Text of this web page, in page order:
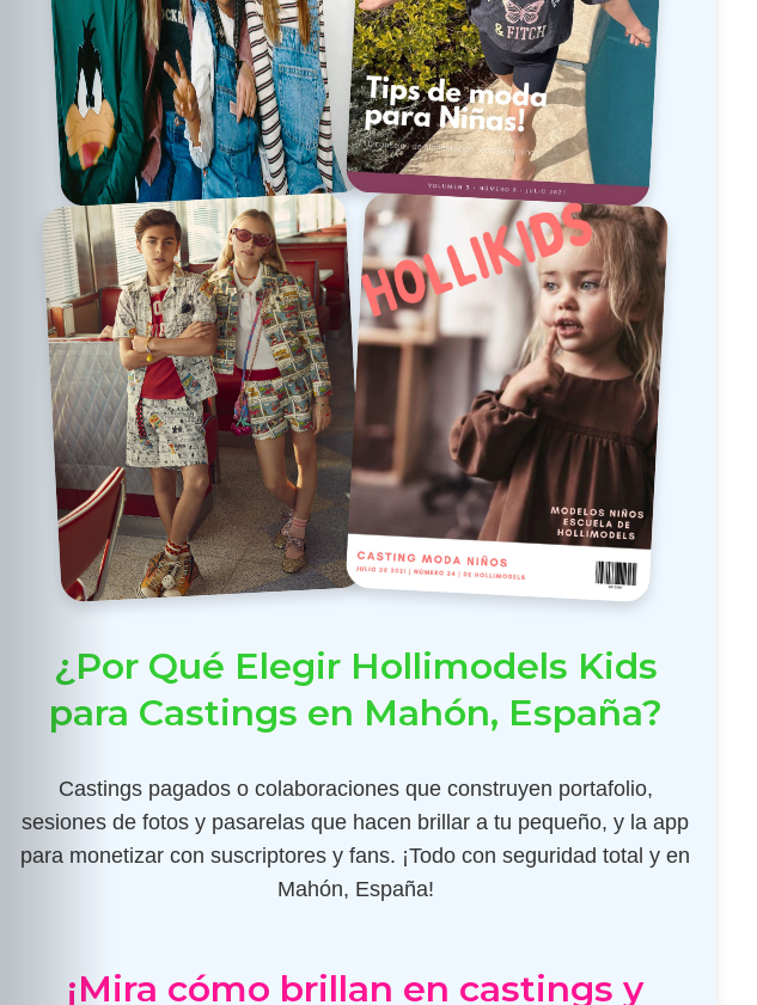
¿Por Qué Elegir Hollimodels Kids
para Castings en Mahón, España?
Castings pagados o colaboraciones que construyen portafolio,
sesiones de fotos y pasarelas que hacen brillar a tu pequeño, y la app
para monetizar con suscriptores y fans. ¡Todo con seguridad total y en
Mahón, España!
¡Mira cómo brillan en castings y